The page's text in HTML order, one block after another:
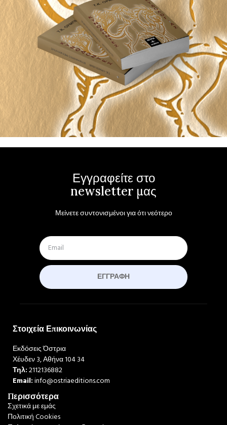
Εγγραφείτε στο
newsletter μας
Μείνετε συντονισμένοι για ότι νεότερο
ΕΓΓΡΑΦΉ
Στοιχεία Επικοινωνίας
Εκδόσεις Όστρια
Χέυδεν 3, Αθήνα 104 34
Τηλ:2112136882
Email:info@ostriaeditions.com
Περισσότερα
Σχετικά με εμάς
Πολιτική Cookies